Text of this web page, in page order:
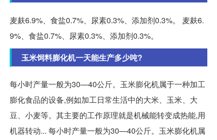
麦麸6.9%、食盐0.7%、尿素0.3%、添加剂0.3%。 麦麸6.
9%、食盐0.7%、尿素0.3%、添加剂0.3%。
玉米饲料膨化机一天能生产多少吨?
每小时产量一般为30—40公斤。玉米膨化机属于一种加工
膨化食品的设备,例如加工日常生活中的大米、玉米、大
豆、小麦等。其主要的工作原理就是机械能转变成热能,用
机器转动... 每小时产量一般为30—40公斤。玉米膨化机属